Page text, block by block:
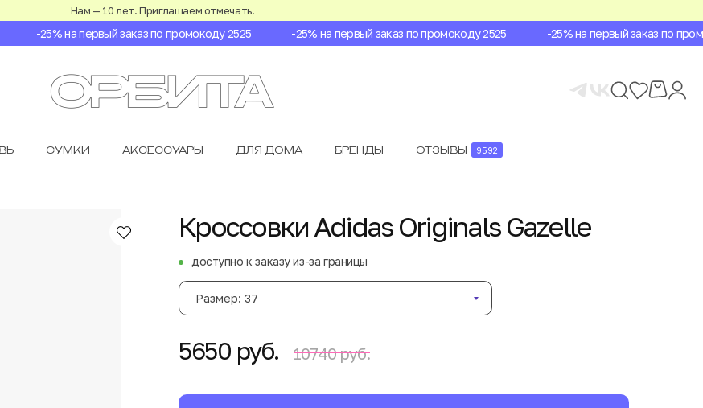
Нам — 10 лет. Приглашаем отмечать!
-25% на первый заказ по промокоду 2525 -25% на первый заказ по промокоду 2525 -25% на первый заказ по
СУМКИ АКСЕССУАРЫ ДЛЯ ДОМА БРЕНДЫ ОТЗЫВЫ 9592
Кроссовки Adidas Originals Gazelle
доступно к заказу из-за границы
Размер: 37
5650 руб. 10740 руб.